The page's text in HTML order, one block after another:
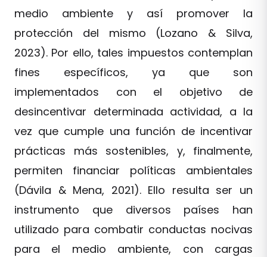
medio ambiente y así promover la
protección del mismo (Lozano & Silva,
2023). Por ello, tales impuestos contemplan
fines específicos, ya que son
implementados con el objetivo de
desincentivar determinada actividad, a la
vez que cumple una función de incentivar
prácticas más sostenibles, y, finalmente,
permiten financiar políticas ambientales
(Dávila & Mena, 2021). Ello resulta ser un
instrumento que diversos países han
utilizado para combatir conductas nocivas
para el medio ambiente, con cargas